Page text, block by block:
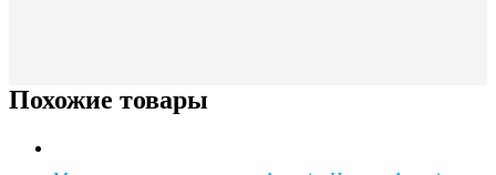
Похожие товары